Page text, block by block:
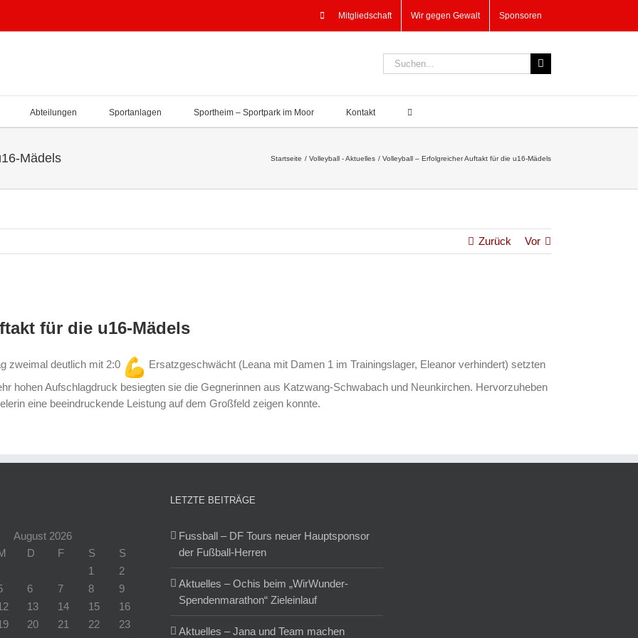
Mitgliedschaft Wir gegen Gewalt Sponsoren
Suche
nach:
Abteilungen Sportanlagen Sportheim – Sportpark im Moor Kontakt
Mädels Startseite Volleyball - Aktuelles Volleyball – Erfolgreicher Auftakt für die u16-Mädels
Zurück Vor
für die u16-Mädels
zweimal deutlich mit 2:0
Ersatzgeschwächt (Leana mit Damen 1 im Trainingslager, Eleanor verhindert) setzten
hohen Aufschlagdruck besiegten sie die Gegnerinnen aus Katzwang-Schwabach und Neunkirchen. Hervorzuheben
eine beeindruckende Leistung auf dem Großfeld zeigen konnte.
August 2026
D F S
S
1
2
6 7 8
9
13 14 15
16
20 21 22
23
LETZTE BEITRÄGE
Fussball – DF Tours neuer Hauptsponsor
der Fußball-Herren
Aktuelles – Ochis beim „WirWunder-
Spendenmarathon“ Zieleinlauf
Aktuelles – Jana und Team machen